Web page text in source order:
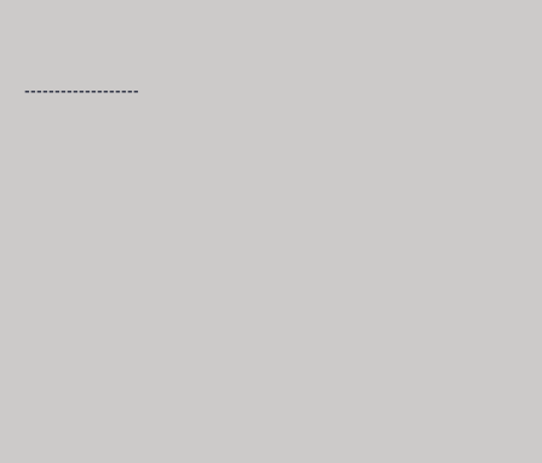
-------------------